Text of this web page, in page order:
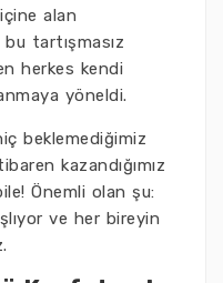
alan
tartışmasız
herkes kendi
yöneldi.
beklemediğimiz
kazandığımız
Önemli olan şu:
ve her bireyin